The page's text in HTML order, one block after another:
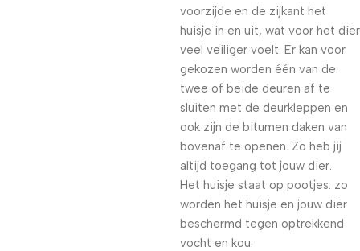
voorzijde en de zijkant het
huisje in en uit, wat voor het dier
veel veiliger voelt. Er kan voor
gekozen worden één van de
twee of beide deuren af te
sluiten met de deurkleppen en
ook zijn de bitumen daken van
bovenaf te openen. Zo heb jij
altijd toegang tot jouw dier.
Het huisje staat op pootjes: zo
worden het huisje en jouw dier
beschermd tegen optrekkend
vocht en kou.